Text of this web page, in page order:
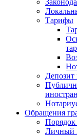
Тарифы
Депозит
Обращения
Порядок
Личный